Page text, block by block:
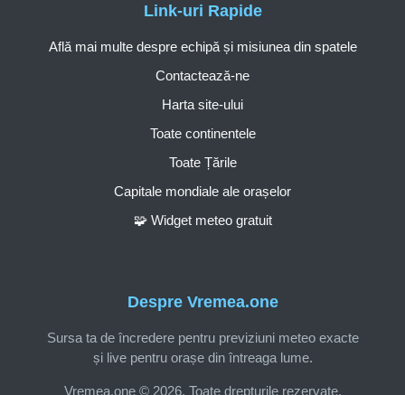
Despre Vremea.one
Sursa ta de încredere pentru previziuni meteo exacte
și live pentru orașe din întreaga lume.
Vremea.one © 2026. Toate drepturile rezervate.
Link-uri Rapide
Află mai multe despre echipă și misiunea din spatele
Contactează-ne
Harta site-ului
Toate continentele
Toate Țările
Capitale mondiale ale orașelor
🧩 Widget meteo gratuit